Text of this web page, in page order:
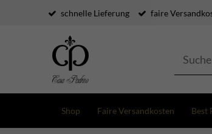
schnelle Lieferung faire
Shop Faire Versandkosten Best